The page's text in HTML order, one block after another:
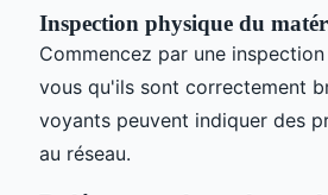
Inspection physique du
Commencez par une
vous qu'ils sont correctement
voyants peuvent indiquer des
au réseau.